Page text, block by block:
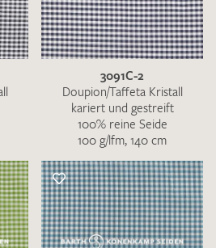
3091C-2
Doupion/Taffeta Kristall
kariert und gestreift
100% reine Seide
100 g/lfm, 140 cm